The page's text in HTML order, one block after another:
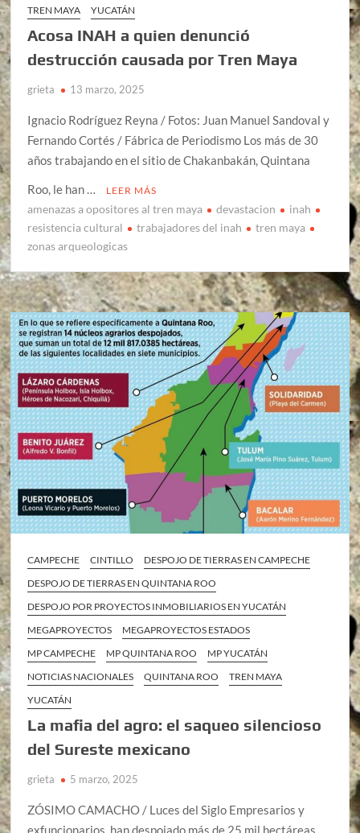
TREN MAYA
YUCATÁN
Acosa INAH a quien denunció
destrucción causada por Tren Maya
grieta 13 marzo, 2025
Ignacio Rodríguez Reyna / Fotos: Juan Manuel Sandoval y
Fernando Cortés / Fábrica de Periodismo Los más de 30
años trabajando en el sitio de Chakanbakán, Quintana
Roo, le han …
LEER MÁS
amenazas a opositores al tren maya devastacion
inah
resistencia cultural
trabajadores del inah
tren maya
zonas arqueologicas
CAMPECHE CINTILLO
DESPOJO DE TIERRAS EN CAMPECHE
DESPOJO DE TIERRAS EN QUINTANA ROO
DESPOJO POR PROYECTOS INMOBILIARIOS EN YUCATÁN
MEGAPROYECTOS
MEGAPROYECTOS ESTADOS
MP CAMPECHE
MP QUINTANA ROO
MP YUCATÁN
NOTICIAS NACIONALES
QUINTANA ROO
TREN MAYA
YUCATÁN
La mafia del agro: el saqueo silencioso
del Sureste mexicano
grieta 5 marzo, 2025
ZÓSIMO CAMACHO / Luces del Siglo Empresarios y
exfuncionarios, han despojado más de 25 mil hectáreas